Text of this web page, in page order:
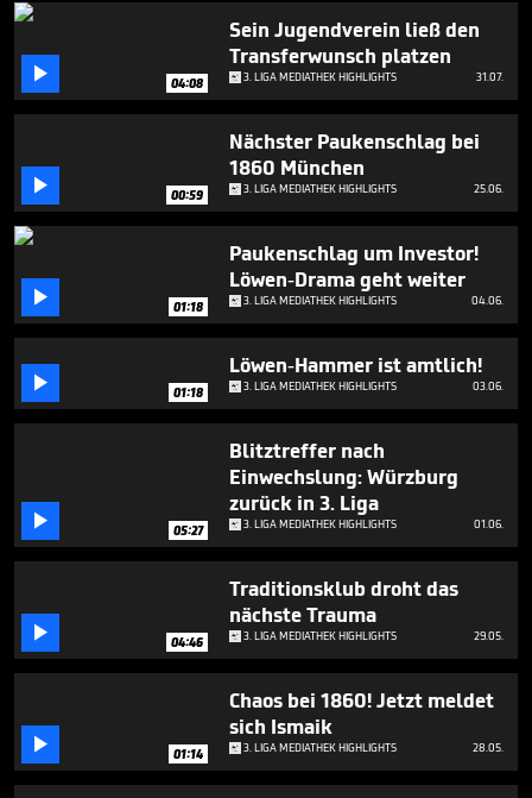
minutes,
1
 04:08
Sein Jugendverein ließ den
Transferwunsch platzen
3. LIGA MEDIATHEK HIGHLIGHTS 31.07.
 00:59
Nächster Paukenschlag bei
1860 München
3. LIGA MEDIATHEK HIGHLIGHTS 25.06.
 01:18
Paukenschlag um Investor!
Löwen-Drama geht weiter
3. LIGA MEDIATHEK HIGHLIGHTS 04.06.
 01:18
Löwen-Hammer ist amtlich!
3. LIGA MEDIATHEK HIGHLIGHTS 03.06.
 05:27
Blitztreffer nach
Einwechslung: Würzburg
zurück in 3. Liga
3. LIGA MEDIATHEK HIGHLIGHTS 01.06.
 04:46
Traditionsklub droht das
nächste Trauma
3. LIGA MEDIATHEK HIGHLIGHTS 29.05.
 01:14
Chaos bei 1860! Jetzt meldet
sich Ismaik
3. LIGA MEDIATHEK HIGHLIGHTS 28.05.